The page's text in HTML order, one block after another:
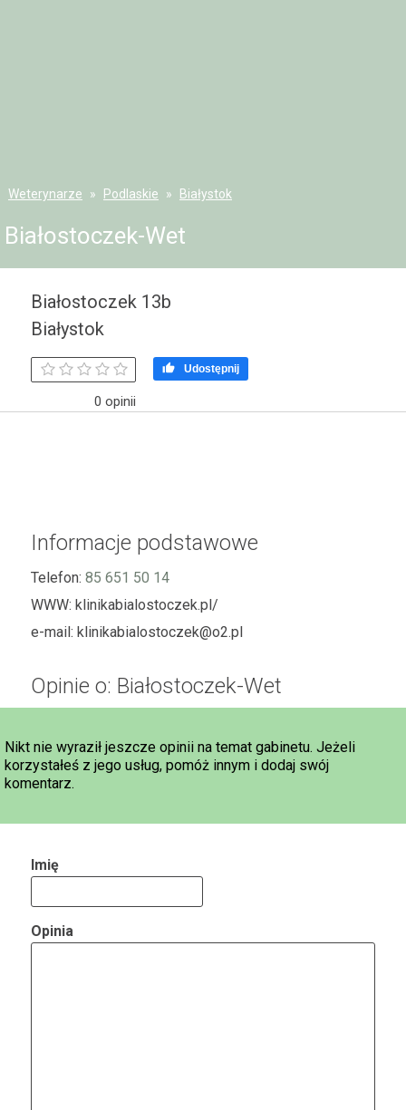
Weterynarze Podlaskie Białystok
Białostoczek-Wet
Białostoczek 13b
Białystok
0 opinii
 Udostępnij
Informacje podstawowe
Telefon: 85 651 50 14
WWW: klinikabialostoczek.pl/
e-mail: klinikabialostoczek@o2.pl
Opinie o: Białostoczek-Wet
Nikt nie wyraził jeszcze opinii na temat gabinetu. Jeżeli
korzystałeś z jego usług, pomóż innym i dodaj swój
komentarz.
Imię
Opinia